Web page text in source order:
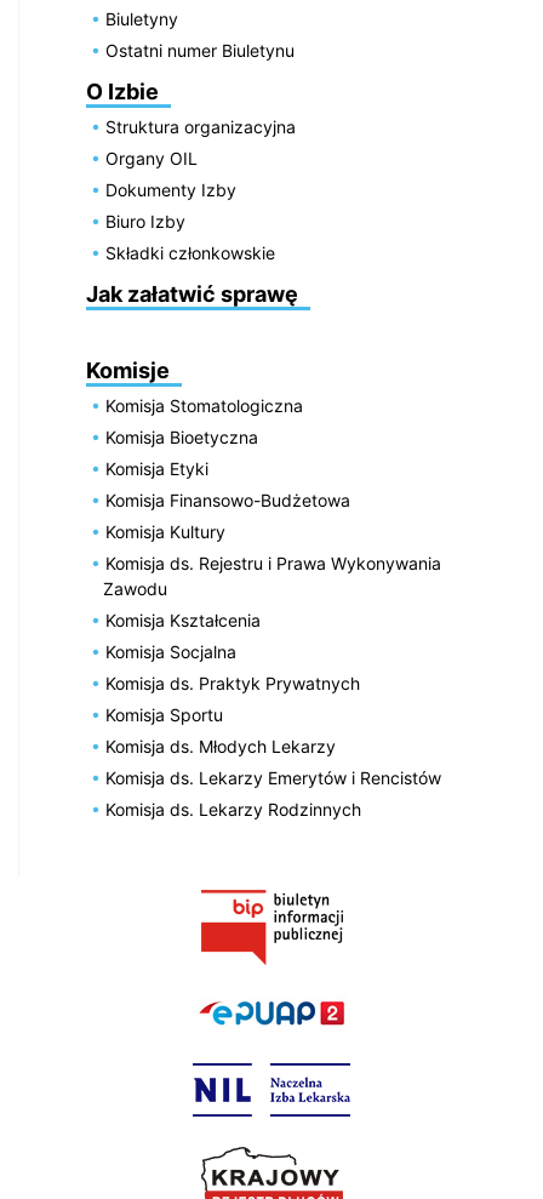
Biuletyny
Ostatni numer Biuletynu
O Izbie
Struktura organizacyjna
Organy OIL
Dokumenty Izby
Biuro Izby
Składki członkowskie
Jak załatwić sprawę
Komisje
Komisja Stomatologiczna
Komisja Bioetyczna
Komisja Etyki
Komisja Finansowo-Budżetowa
Komisja Kultury
Komisja ds. Rejestru i Prawa Wykonywania
Zawodu
Komisja Kształcenia
Komisja Socjalna
Komisja ds. Praktyk Prywatnych
Komisja Sportu
Komisja ds. Młodych Lekarzy
Komisja ds. Lekarzy Emerytów i Rencistów
Komisja ds. Lekarzy Rodzinnych